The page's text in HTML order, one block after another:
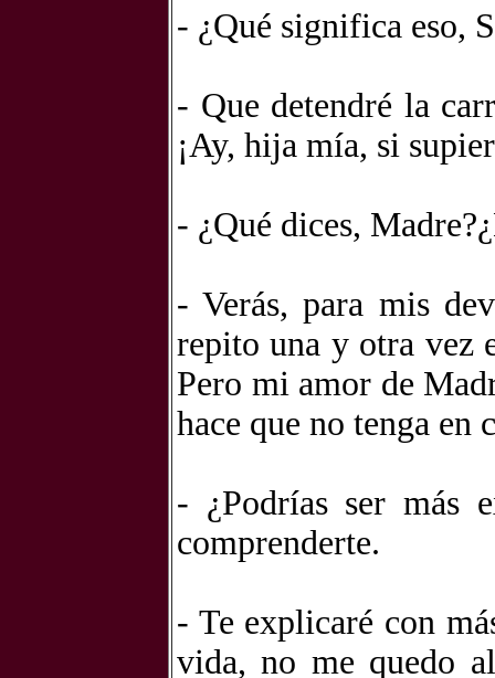
- ¿Qué significa eso,
- Que detendré la
¡Ay, hija mía, si
- ¿Qué dices,
- Verás, para mis
repito una y otra vez
Pero mi amor de
hace que no tenga en
- ¿Podrías ser más
comprenderte.
- Te explicaré con
vida, no me quedo